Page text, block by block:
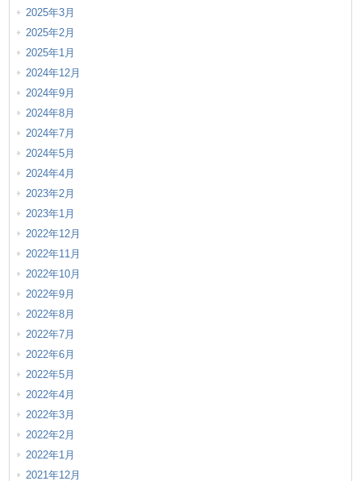
2025年3月
2025年2月
2025年1月
2024年12月
2024年9月
2024年8月
2024年7月
2024年5月
2024年4月
2023年2月
2023年1月
2022年12月
2022年11月
2022年10月
2022年9月
2022年8月
2022年7月
2022年6月
2022年5月
2022年4月
2022年3月
2022年2月
2022年1月
2021年12月